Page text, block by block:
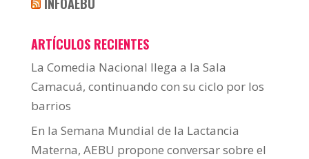
ARTÍCULOS RECIENTES
La Comedia Nacional llega a la Sala
Camacuá, continuando con su ciclo por los
barrios
En la Semana Mundial de la Lactancia
Materna, AEBU propone conversar sobre el